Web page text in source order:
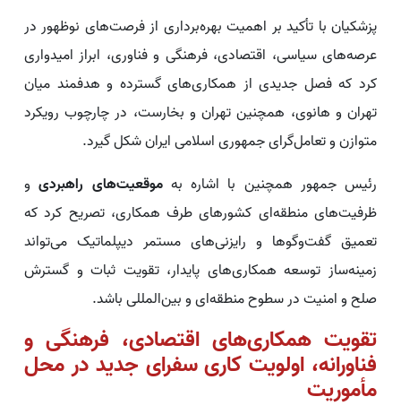
پزشکیان با تأکید بر اهمیت بهره‌برداری از فرصت‌های نوظهور در
عرصه‌های سیاسی، اقتصادی، فرهنگی و فناوری، ابراز امیدواری
کرد که فصل جدیدی از همکاری‌های گسترده و هدفمند میان
تهران و هانوی، همچنین تهران و بخارست، در چارچوب رویکرد
متوازن و تعامل‌گرای جمهوری اسلامی ایران شکل گیرد.
رئیس جمهور همچنین با اشاره بهموقعیت‌های راهبردی و
ظرفیت‌های منطقه‌ای کشورهای طرف همکاری، تصریح کرد که
تعمیق گفت‌وگوها و رایزنی‌های مستمر دیپلماتیک می‌تواند
زمینه‌ساز توسعه همکاری‌های پایدار، تقویت ثبات و گسترش
صلح و امنیت در سطوح منطقه‌ای و بین‌المللی باشد.
تقویت همکاری‌های اقتصادی، فرهنگی و
فناورانه، اولویت کاری سفرای جدید در محل
مأموریت